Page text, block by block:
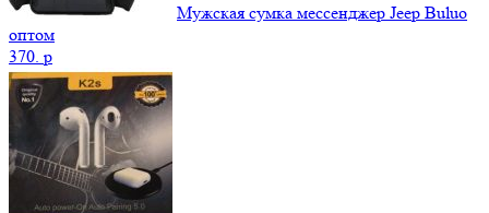
Мужская сумка мессенджер Jeep Buluo
оптом
370. p